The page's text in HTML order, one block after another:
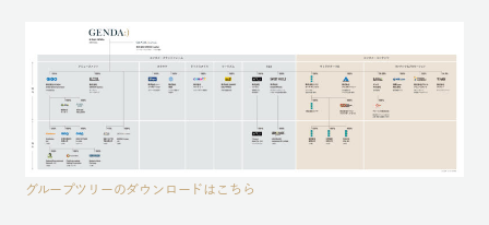
グループツリーのダウンロードはこちら